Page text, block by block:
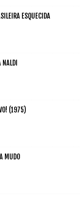
ESQUECIDA
(1975)
MUDO